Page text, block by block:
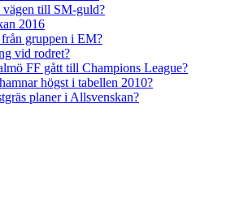
till SM-guld?
2016
gruppen i EM?
vid rodret?
FF gått till Champions League?
högst i tabellen 2010?
planer i Allsvenskan?